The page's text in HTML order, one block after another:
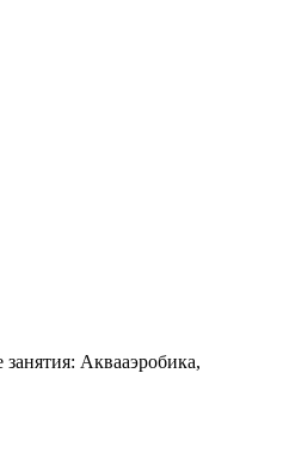
Аквааэробика,